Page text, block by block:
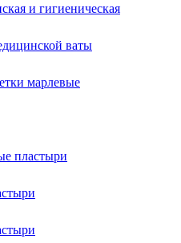
и гигиеническая
ваты
марлевые
пластыри